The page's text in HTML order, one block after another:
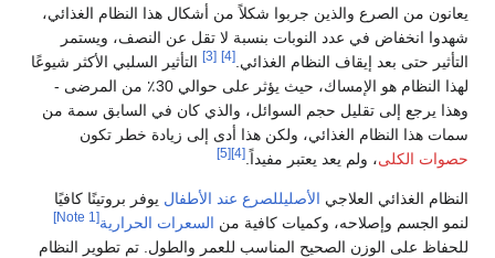
يعانون من الصرع والذين جربوا شكلاً من أشكال هذا النظام الغذائي،
شهدوا انخفاض في عدد النوبات بنسبة لا تقل عن النصف، ويستمر
التأثير حتى بعد إيقاف النظام الغذائي. [4]
[3]
التأثير السلبي الأكثر شيوعًا
لهذا النظام هو الإمساك، حيث يؤثر على حوالي 30٪ من المرضى -
وهذا يرجع إلى تقليل حجم السوائل، والذي كان في السابق سمة من
سمات هذا النظام الغذائي، ولكن هذا أدى إلى زيادة خطر تكون
حصوات الكلى، ولم يعد يعتبر مفيداً. [4]
[5]
النظام الغذائي العلاجي الأصليللصرع عند الأطفال يوفر بروتينًا كافيًا
لنمو الجسم وإصلاحه، وكميات كافية من السعرات الحرارية[Note 1]
للحفاظ على الوزن الصحيح المناسب للعمر والطول. تم تطوير النظام